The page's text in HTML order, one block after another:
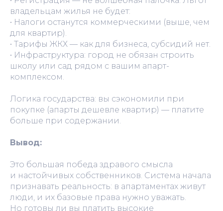
владельцам жилья не будет:
• Налоги останутся коммерческими (выше, чем
для квартир).
• Тарифы ЖКХ — как для бизнеса, субсидий нет.
• Инфраструктура: город не обязан строить
школу или сад рядом с вашим апарт-
комплексом.
Логика государства: вы сэкономили при
покупке (апарты дешевле квартир) — платите
больше при содержании.
Вывод:
Это большая победа здравого смысла
и настойчивых собственников. Система начала
признавать реальность: в апартаментах живут
люди, и их базовые права нужно уважать.
Но готовы ли вы платить высокие